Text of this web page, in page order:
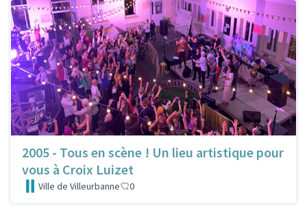
2005 - Tous en scène ! Un lieu artistique pour
vous à Croix Luizet
Ville de Villeurbanne 0